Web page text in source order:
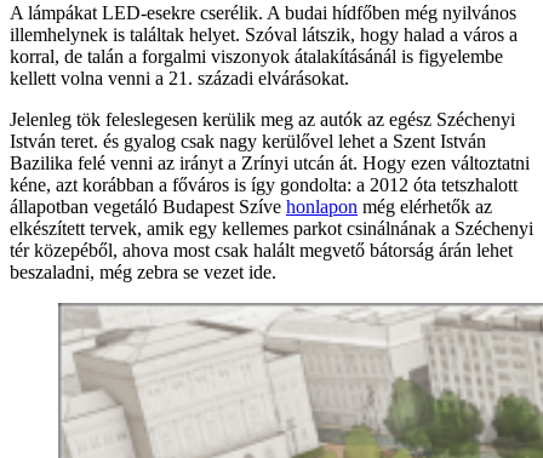
A lámpákat LED-esekre cserélik. A budai hídfőben még nyilvános
illemhelynek is találtak helyet. Szóval látszik, hogy halad a város a
korral, de talán a forgalmi viszonyok átalakításánál is figyelembe
kellett volna venni a 21. századi elvárásokat.
Jelenleg tök feleslegesen kerülik meg az autók az egész Széchenyi
István teret. és gyalog csak nagy kerülővel lehet a Szent István
Bazilika felé venni az irányt a Zrínyi utcán át. Hogy ezen változtatni
kéne, azt korábban a főváros is így gondolta: a 2012 óta tetszhalott
állapotban vegetáló Budapest Szíve honlapon még elérhetők az
elkészített tervek, amik egy kellemes parkot csinálnának a Széchenyi
tér közepéből, ahova most csak halált megvető bátorság árán lehet
beszaladni, még zebra se vezet ide.